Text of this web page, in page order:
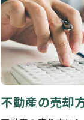
不動産の売却